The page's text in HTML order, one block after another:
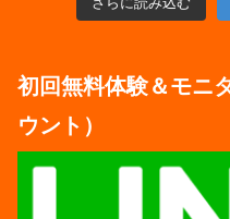
初回無料体験＆モニ
ウント）